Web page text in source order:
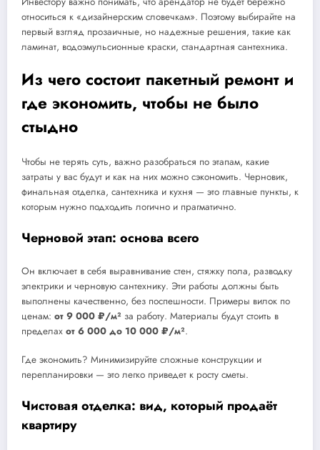
относиться к «дизайнерским словечкам». Поэтому выбирайте на
первый взгляд прозаичные, но надежные решения, такие как
ламинат, водоэмульсионные краски, стандартная сантехника.
Из чего состоит пакетный ремонт и
где экономить, чтобы не было
стыдно
Чтобы не терять суть, важно разобраться по этапам, какие
затраты у вас будут и как на них можно сэкономить. Черновик,
финальная отделка, сантехника и кухня — это главные пункты, к
которым нужно подходить логично и прагматично.
Черновой этап: основа всего
Он включает в себя выравнивание стен, стяжку пола, разводку
электрики и черновую сантехнику. Эти работы должны быть
выполнены качественно, без поспешности. Примеры вилок по
ценам: от 9 000 ₽/м² за работу. Материалы будут стоить в
пределах от 6 000 до 10 000 ₽/м².
Где экономить? Минимизируйте сложные конструкции и
перепланировки — это легко приведет к росту сметы.
Чистовая отделка: вид, который продаёт
квартиру